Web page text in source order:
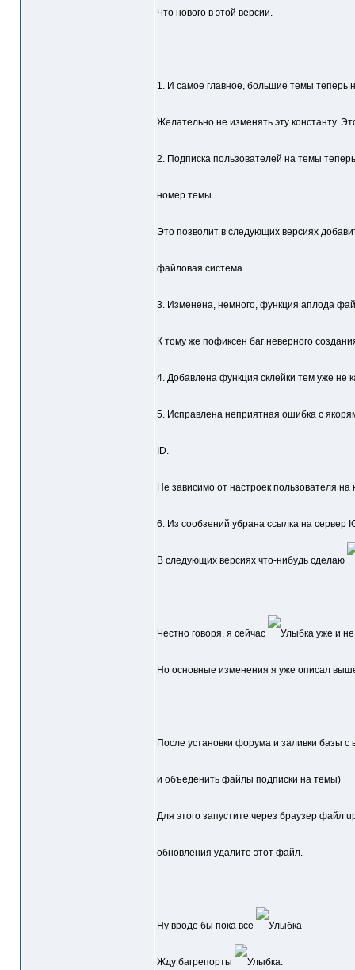
Что нового в этой версии.
1. И самое главное, большие темы
Желательно не изменять эту константу.
2. Подписка пользователей на темы
номер темы.
Это позволит в следующих версиях
файловая система.
3. Изменена, немного, функция аплода
К тому же пофиксен баг неверного
4. Добавлена функция склейки тем уже не
5. Исправлена неприятная ошибка с
ID.
Не зависимо от настроек пользователя
6. Из сообзений убрана ссылка на сервер
В следующих версиях что-нибудь сделаю
Честно говоря, я сейчас уже и
Но основные изменения я уже описал
После установки форума и заливки базы
и объеденить файлы подписки на темы)
Для этого запустите через браузер файл
обновления удалите этот файл.
Ну вроде бы пока все
Жду багрепорты .